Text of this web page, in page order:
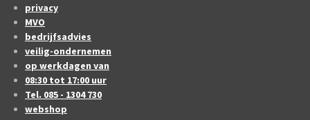
privacy
MVO
bedrijfsadvies
veilig-ondernemen
op werkdagen van
08:30 tot 17:00 uur
Tel. 085 - 1304 730
webshop